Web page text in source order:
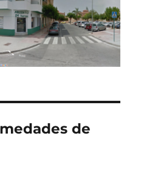
de